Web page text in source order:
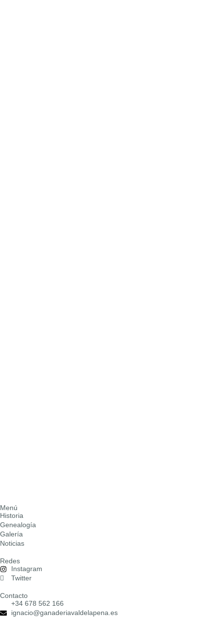
Menú
Historia
Genealogía
Galería
Noticias
Redes
Instagram
Twitter
Contacto
+34 678 562 166
ignacio@ganaderiavaldelapena.es